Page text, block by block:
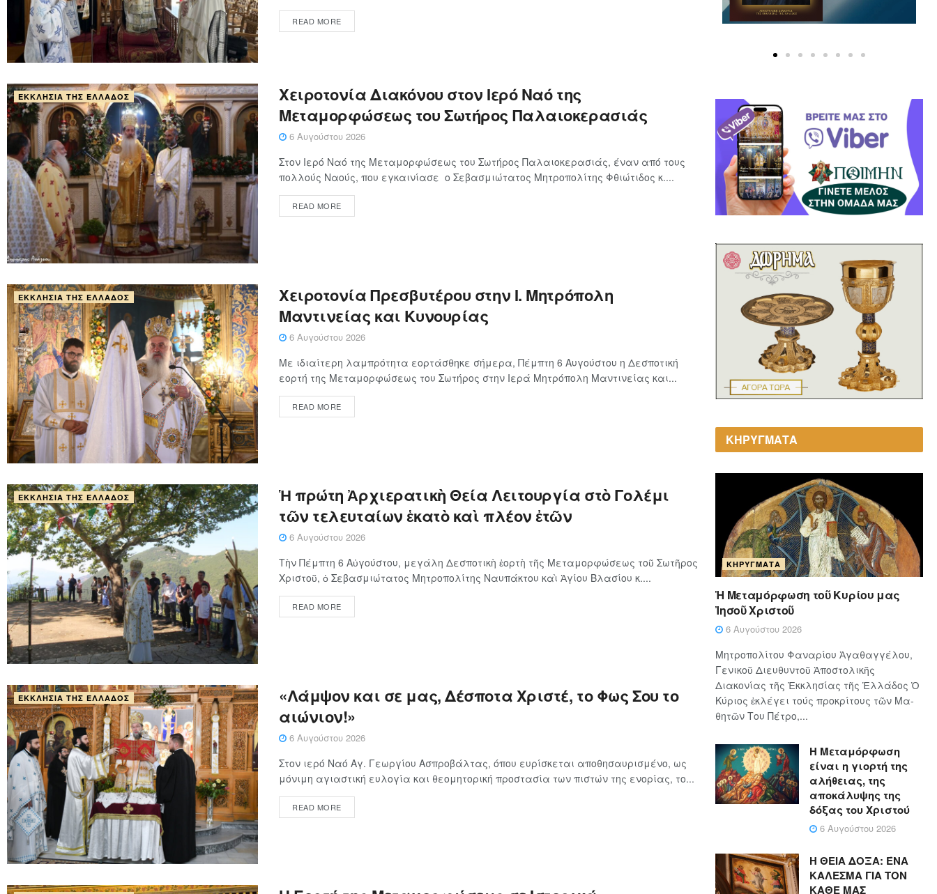
READ MORE
ΕΚΚΛΗΣΊΑ ΤΗΣ ΕΛΛΆΔΟΣ
Χειροτονία Διακόνου στον Ιερό Ναό της
Μεταμορφώσεως του Σωτήρος Παλαιοκερασιάς
6 Αυγούστου 2026
Στον Ιερό Ναό της Μεταμορφώσεως του Σωτήρος Παλαιοκερασιάς, έναν από τους
πολλούς Ναούς, που εγκαινίασε ο Σεβασμιώτατος Μητροπολίτης Φθιώτιδος κ....
READ MORE
ΕΚΚΛΗΣΊΑ ΤΗΣ ΕΛΛΆΔΟΣ
Xειροτονία Πρεσβυτέρου στην Ι. Μητρόπολη
Μαντινείας και Κυνουρίας
6 Αυγούστου 2026
Με ιδιαίτερη λαμπρότητα εορτάσθηκε σήμερα, Πέμπτη 6 Αυγούστου η Δεσποτική
εορτή της Μεταμορφώσεως του Σωτήρος στην Ιερά Μητρόπολη Μαντινείας και...
READ MORE
ΕΚΚΛΗΣΊΑ ΤΗΣ ΕΛΛΆΔΟΣ
Ἡ πρώτη Ἀρχιερατικὴ Θεία Λειτουργία στὸ Γολέμι
τῶν τελευταίων ἑκατὸ καὶ πλέον ἐτῶν
6 Αυγούστου 2026
Τὴν Πέμπτη 6 Αὐγούστου, μεγάλη Δεσποτικὴ ἑορτὴ τῆς Μεταμορφώσεως τοῦ Σωτῆρος
Χριστοῦ, ὁ Σεβασμιώτατος Μητροπολίτης Ναυπάκτου καὶ Ἁγίου Βλασίου κ....
READ MORE
ΕΚΚΛΗΣΊΑ ΤΗΣ ΕΛΛΆΔΟΣ
«Λάμψον και σε μας, Δέσποτα Χριστέ, το Φως Σου το
αιώνιον!»
6 Αυγούστου 2026
Στον ιερό Ναό Αγ. Γεωργίου Ασπροβάλτας, όπου ευρίσκεται αποθησαυρισμένο, ως
μόνιμη αγιαστική ευλογία και θεομητορική προστασία των πιστών της ενορίας, το...
READ MORE
ΚΗΡΥΓΜΑΤΑ
ΚΗΡΎΓΜΑΤΑ
Ἡ Μεταμόρφωση τοῦ Κυρίου μας
Ἰησοῦ Χριστοῦ
6 Αυγούστου 2026
Μητροπολίτου Φαναρίου Ἀγαθαγγέλου,
Γενικοῦ Διευθυντοῦ Ἀποστολικῆς
Διακονίας τῆς Ἐκκλησίας τῆς Ἑλλάδος Ὁ
Κύ­ρι­ος ἐκλέγει τούς προ­κρί­τους τῶν Μα­
θη­τῶν Του Πέ­τρο,...
Η Μεταμόρφωση
είναι η γιορτή της
αλήθειας, της
αποκάλυψης της
δόξας του Χριστού
6 Αυγούστου 2026
Η ΘΕΙΑ ΔΟΞΑ: ΈΝΑ
ΚΑΛΕΣΜΑ ΓΙΑ ΤΟΝ
ΚΑΘΕ ΜΑΣ